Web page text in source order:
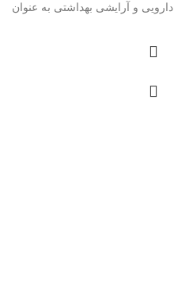
دارویی و آرایشی بهداشتی به عنوان